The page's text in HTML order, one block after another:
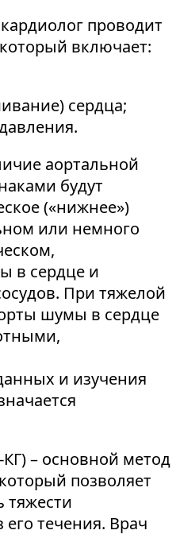
проводит
включает:
сердца;
аортальной
будут
(«нижнее»)
или немного
в сердце и
При тяжелой
шумы в сердце
и изучения
– основной метод
позволяет
тяжести
течения. Врач